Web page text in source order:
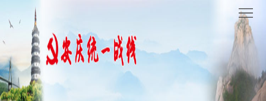
站
首
页
要
闻
聚
统
战
各